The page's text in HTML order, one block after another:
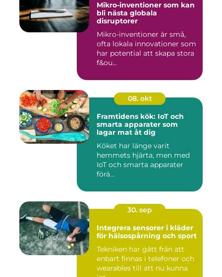
Mikro-inventioner som kan
bli nästa globala
disruptorer
Mikro-inventioner är små,
ofta lokala innovationer som
har potential att skapa stora
f&ou...
08. okt
Framtidens kök: IoT och
smarta apparater som
lagar mat åt dig
Köket har länge varit
hemmets hjärta, men med
IoT och smarta apparater
förä...
30. sep
Integrera sensorer i kläder
för hälsospårning och sport
Tekniken har gått från att
enbart finnas i telefoner och
wearables till att nu kunna